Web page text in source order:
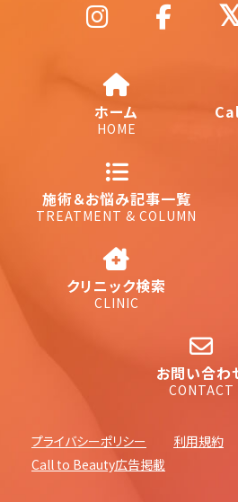
ホーム
HOME
施術＆お悩み記事一覧
TREATMENT & COLUMN
クリニック検索
CLINIC
お問い合わ
CONTACT
プライバシーポリシー 利用規約
Call to Beauty広告掲載